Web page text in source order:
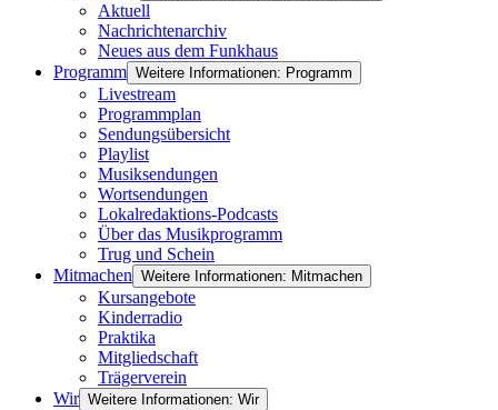
Aktuell
Nachrichtenarchiv
Neues aus dem Funkhaus
Programm Weitere Informationen: Programm
Livestream
Programmplan
Sendungsübersicht
Playlist
Musiksendungen
Wortsendungen
Lokalredaktions-Podcasts
Über das Musikprogramm
Trug und Schein
Mitmachen Weitere Informationen: Mitmachen
Kursangebote
Kinderradio
Praktika
Mitgliedschaft
Trägerverein
Wir Weitere Informationen: Wir